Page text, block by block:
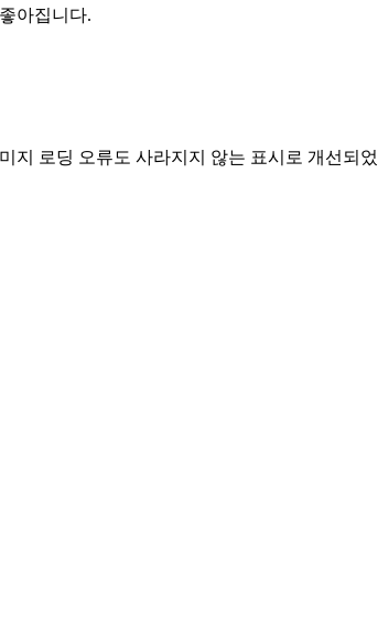
아집니다.
지 로딩 오류도 사라지지 않는 표시로 개선되